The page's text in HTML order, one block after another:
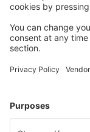
Liverpool
Oxford
Lands End